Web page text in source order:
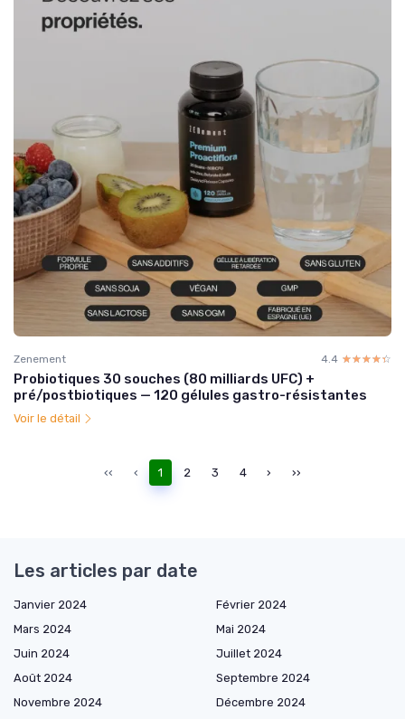
Zenement 4.4 ☆☆☆☆☆
★★★★★
Probiotiques 30 souches (80 milliards UFC) +
pré/postbiotiques — 120 gélules gastro-résistantes
Voir le détail
‹‹ ‹ 1 2 3 4 › ››
Les articles par date
Janvier 2024
Février 2024
Mars 2024
Mai 2024
Juin 2024
Juillet 2024
Août 2024
Septembre 2024
Novembre 2024
Décembre 2024